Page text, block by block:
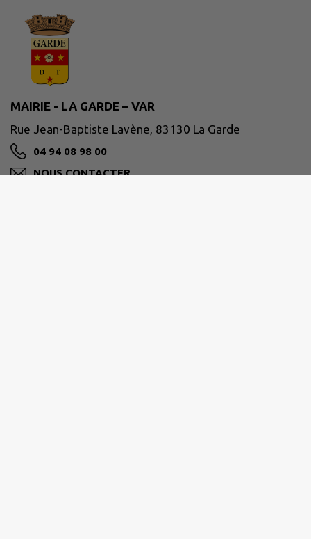
MAIRIE - LA GARDE – VAR
Rue Jean-Baptiste Lavène, 83130 La Garde
04 94 08 98 00
NOUS CONTACTER